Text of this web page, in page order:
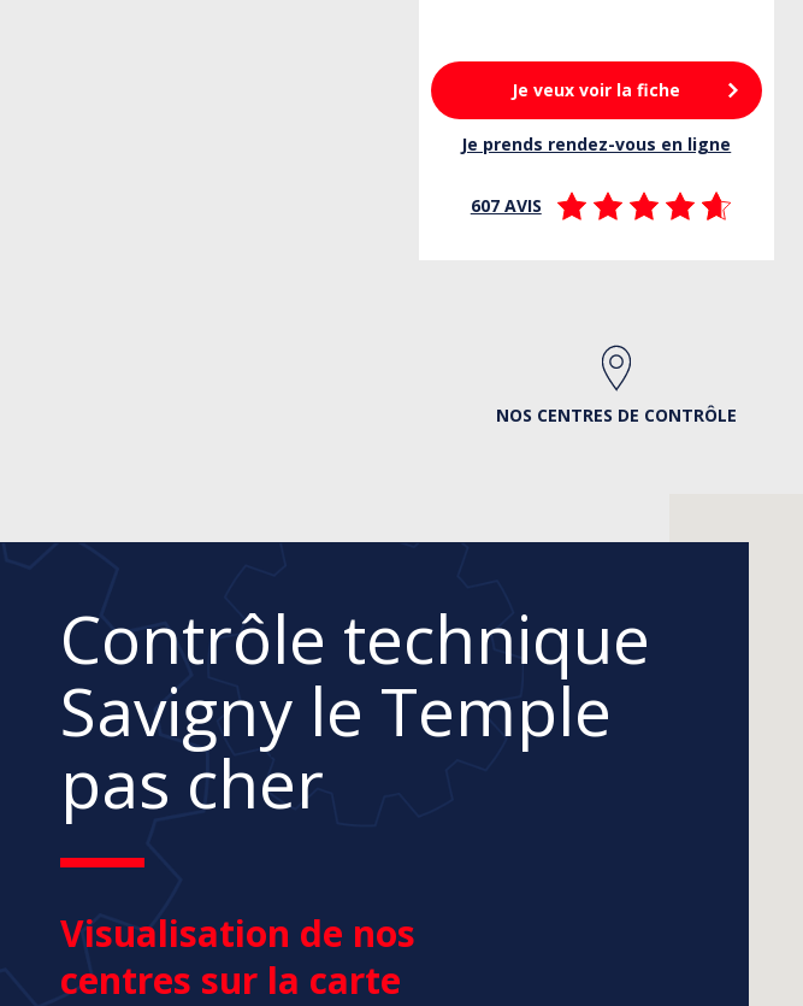
Je veux voir la fiche
Je prends rendez-vous en ligne
607 AVIS
NOS CENTRES DE CONTRÔLE
Contrôle technique
Savigny le Temple
pas cher
Visualisation de nos
centres sur la carte